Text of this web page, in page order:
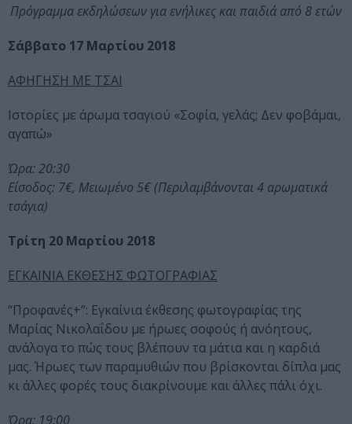
Πρόγραμμα εκδηλώσεων για ενήλικες και παιδιά από 8 ετών
Σάββατο 17 Μαρτίου 2018
ΑΦΗΓΗΣΗ ΜΕ ΤΣΑΙ
Ιστορίες με άρωμα τσαγιού «Σοφία, γελάς; Δεν φοβάμαι,
αγαπώ»
Ώρα: 20:30
Είσοδος: 7€, Μειωμένο 5€ (Περιλαμβάνονται 4 αρωματικά
τσάγια)
Τρίτη 20 Μαρτίου 2018
ΕΓΚΑΙΝΙΑ ΕΚΘΕΣΗΣ ΦΩΤΟΓΡΑΦΙΑΣ
“Προφανές+”: Εγκαίνια έκθεσης φωτογραφίας της
Μαρίας Νικολαΐδου με ήρωες σοφούς ή ανόητους,
ανάλογα το πώς τους βλέπουν τα μάτια και η καρδιά
μας. Ήρωες των παραμυθιών που βρίσκονται δίπλα μας
κι άλλες φορές τους διακρίνουμε και άλλες πάλι όχι.
Ώρα: 19:00